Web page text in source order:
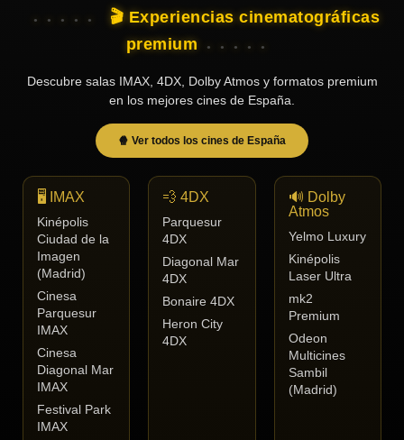
de cine
tráilers
del
momento
🎬 Experiencias cinematográficas
premium
Descubre salas IMAX, 4DX, Dolby Atmos y formatos premium
en los mejores cines de España.
🍿 Ver todos los cines de España
🖥️ IMAX
Kinépolis
Ciudad de la
Imagen
(Madrid)
Cinesa
Parquesur
IMAX
Cinesa
Diagonal Mar
IMAX
Festival Park
IMAX
💨 4DX
Parquesur
4DX
Diagonal Mar
4DX
Bonaire 4DX
Heron City
4DX
🔊 Dolby
Atmos
Yelmo Luxury
Kinépolis
Laser Ultra
mk2
Premium
Odeon
Multicines
Sambil
(Madrid)